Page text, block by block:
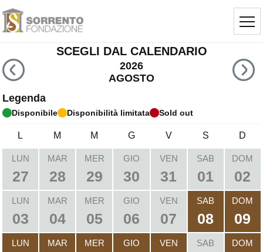
SCEGLI DAL CALENDARIO
2026
AGOSTO
Legenda
Disponibile Disponibilità limitata Sold out
L M M G V S D
LUN
27
MAR
28
MER
29
GIO
30
VEN
31
SAB
01
DOM
02
LUN
03
MAR
04
MER
05
GIO
06
VEN
07
SAB
08
DOM
09
LUN MAR MER GIO VEN SAB DOM